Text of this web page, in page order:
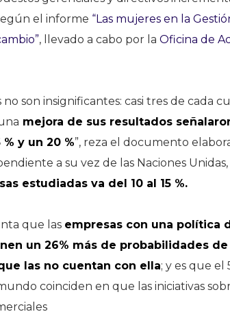
el informe “Las mujeres en la
, llevado a cabo por laOficina de
no son insignificantes: casi tres de cada
mejora de sus resultados
y un 20 %”, reza el documento
a su vez de las Naciones Unidas,
estudiadas va del 10 al 15 %.
que las empresas con una política
un 26% más de probabilidades
las no cuentan con ella; y es que el
coinciden en que las iniciativas